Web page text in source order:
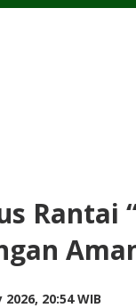
Rantai
20:54 WIB